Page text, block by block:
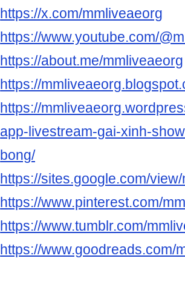
https://x.com/mmliveaeorg
https://www.youtube.com/
https://about.me/mmliveaeorg
https://
https://
app-livestream-gai-xinh-
bong/
https://sites.google.com/
https://www.pinterest.com/
https://www.tumblr.com/
https://www.goodreads.com/